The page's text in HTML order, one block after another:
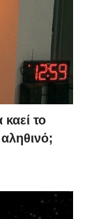
το
αληθινό;